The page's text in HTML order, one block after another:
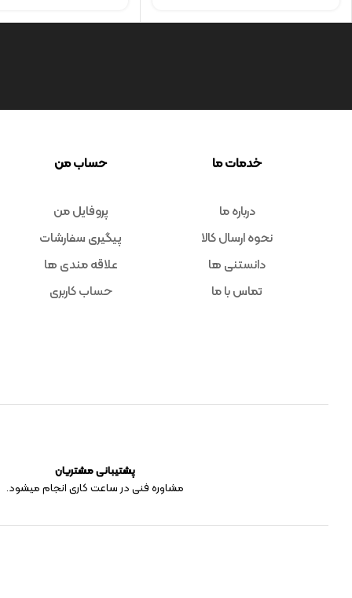
خدمات ما
درباره ما
نحوه ارسال کالا
دانستنی ها
تماس با ما
حساب من
پروفایل من
پیگیری سفارشات
علاقه مندی ها
حساب کاربری
پشتیبانی مشتریان
مشاوره فنی در ساعت کاری انجام میشود.